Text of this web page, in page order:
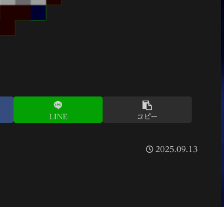
LINE コピー
2025.09.13